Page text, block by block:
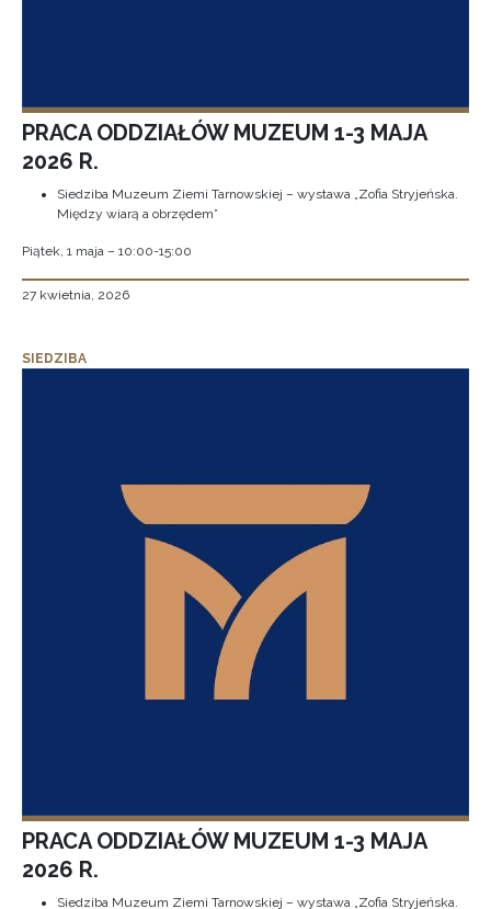
PRACA ODDZIAŁÓW MUZEUM 1-3 MAJA
2026 R.
Siedziba Muzeum Ziemi Tarnowskiej – wystawa „Zofia Stryjeńska.
Między wiarą a obrzędem”
Piątek, 1 maja – 10:00-15:00
27 kwietnia, 2026
SIEDZIBA
PRACA ODDZIAŁÓW MUZEUM 1-3 MAJA
2026 R.
Siedziba Muzeum Ziemi Tarnowskiej – wystawa „Zofia Stryjeńska.